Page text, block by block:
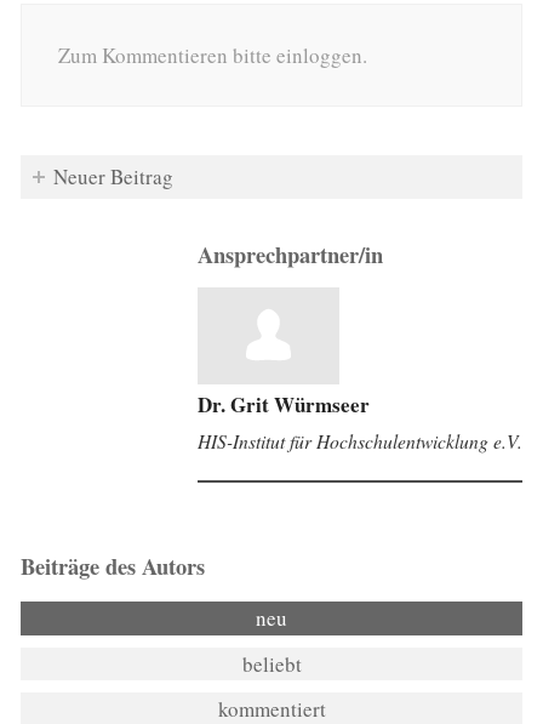
Zum Kommentieren bitte einloggen.
Neuer Beitrag
Ansprechpartner/in
Dr. Grit Würmseer
HIS-Institut für Hochschulentwicklung e.V.
Beiträge des Autors
neu
beliebt
kommentiert